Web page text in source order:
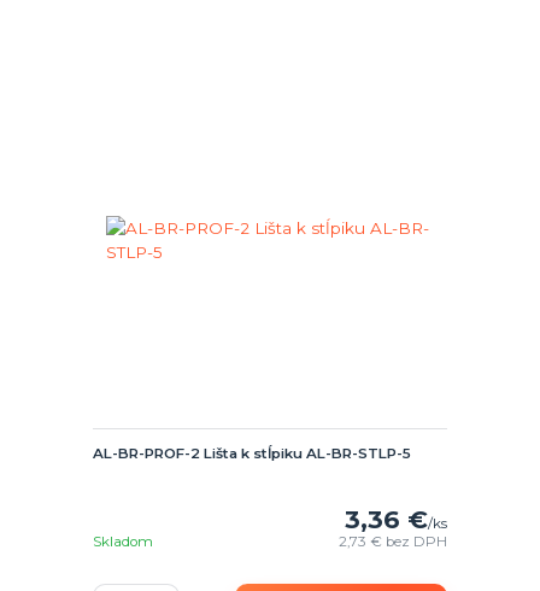
AL-BR-PROF-2 Lišta k stĺpiku AL-BR-STLP-5
3,36 €/ks
2,73 € bez DPH
Skladom